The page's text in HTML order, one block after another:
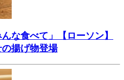
な食べて」【ローソン】
揚げ物登場